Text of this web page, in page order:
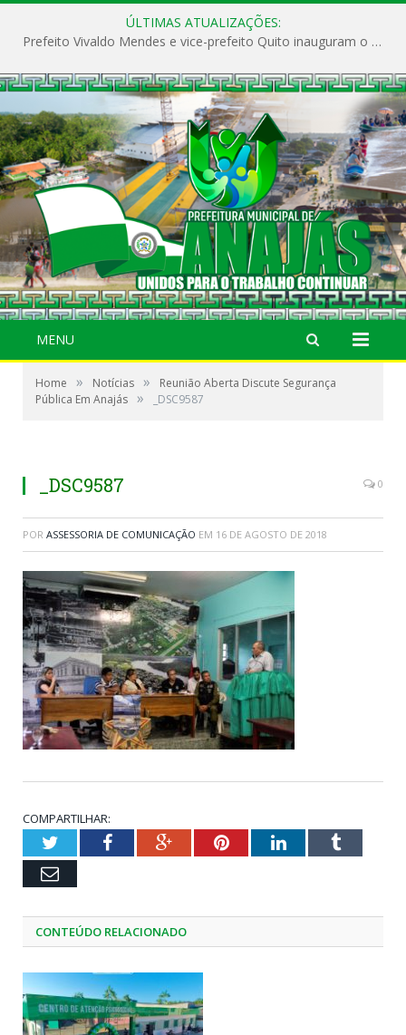
ÚLTIMAS ATUALIZAÇÕES:
Prefeito Vivaldo Mendes e vice-prefeito Quito inauguram o CAPS e fortalecem a saúde pública em Anajás.
MENU
Home » Notícias »
Reunião Aberta Discute Segurança
Pública Em Anajás » _DSC9587
_DSC9587 0
POR ASSESSORIA DE COMUNICAÇÃO EM 16 DE AGOSTO DE 2018
COMPARTILHAR:
TwitterFacebookGoogle+PinterestLinkedInTumblr
Email
CONTEÚDO RELACIONADO